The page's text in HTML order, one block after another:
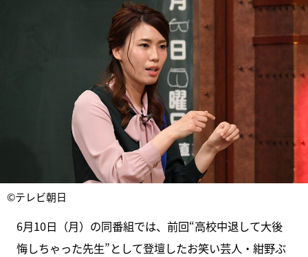
©テレビ朝日
6月10日（月）の同番組では、前回“高校中退して大後
悔しちゃった先生”として登壇したお笑い芸人・紺野ぶ